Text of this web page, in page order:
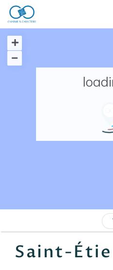
Accueil
Nos adresses en
Saint-